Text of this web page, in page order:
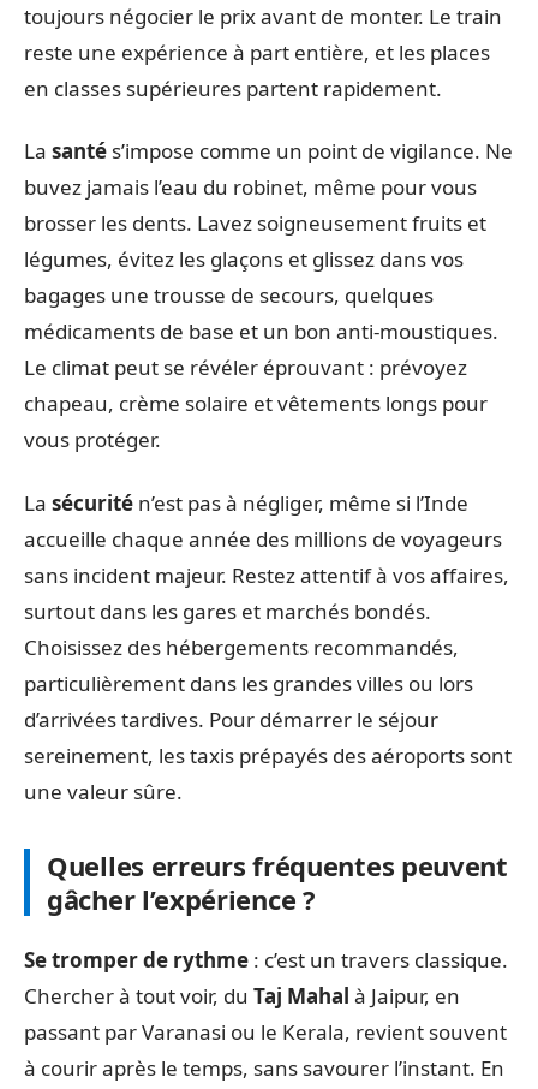
toujours négocier le prix avant de monter. Le train
reste une expérience à part entière, et les places
en classes supérieures partent rapidement.
La santé s’impose comme un point de vigilance. Ne
buvez jamais l’eau du robinet, même pour vous
brosser les dents. Lavez soigneusement fruits et
légumes, évitez les glaçons et glissez dans vos
bagages une trousse de secours, quelques
médicaments de base et un bon anti-moustiques.
Le climat peut se révéler éprouvant : prévoyez
chapeau, crème solaire et vêtements longs pour
vous protéger.
La sécurité n’est pas à négliger, même si l’Inde
accueille chaque année des millions de voyageurs
sans incident majeur. Restez attentif à vos affaires,
surtout dans les gares et marchés bondés.
Choisissez des hébergements recommandés,
particulièrement dans les grandes villes ou lors
d’arrivées tardives. Pour démarrer le séjour
sereinement, les taxis prépayés des aéroports sont
une valeur sûre.
Quelles erreurs fréquentes peuvent
gâcher l’expérience ?
Se tromper de rythme : c’est un travers classique.
Chercher à tout voir, du Taj Mahal à Jaipur, en
passant par Varanasi ou le Kerala, revient souvent
à courir après le temps, sans savourer l’instant. En